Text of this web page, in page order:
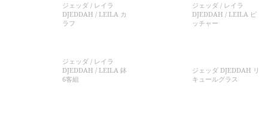
ジェッダ / レイラ
DJEDDAH / LEILA カ
ラフ
ジェッダ / レイラ
DJEDDAH / LEILA ピ
ッチャー
ジェッダ / レイラ
DJEDDAH / LEILA 鉢
6客組
ジェッダ DJEDDAH リ
キュールグラス